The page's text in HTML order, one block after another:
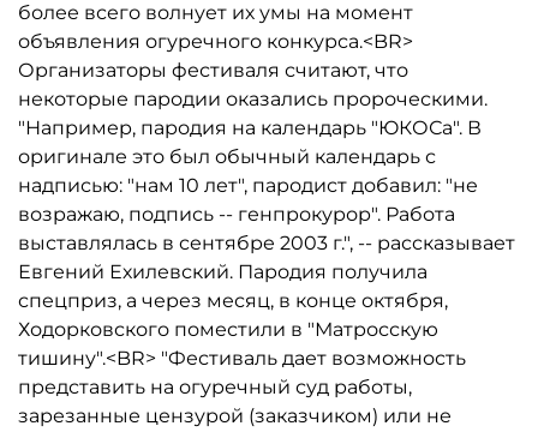
более всего волнует их умы на момент
объявления огуречного конкурса.<BR>
Организаторы фестиваля считают, что
некоторые пародии оказались пророческими.
"Например, пародия на календарь "ЮКОСа". В
оригинале это был обычный календарь с
надписью: "нам 10 лет", пародист добавил: "не
возражаю, подпись -- генпрокурор". Работа
выставлялась в сентябре 2003 г.", -- рассказывает
Евгений Ехилевский. Пародия получила
спецприз, а через месяц, в конце октября,
Ходорковского поместили в "Матросскую
тишину".<BR> "Фестиваль дает возможность
представить на огуречный суд работы,
зарезанные цензурой (заказчиком) или не